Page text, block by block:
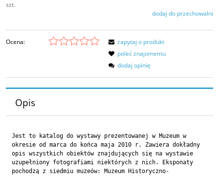
szt.
dodaj do przechowalni
Ocena:
zapytaj o produkt
poleć znajomemu
dodaj opinię
Opis
Jest to katalog do wystawy prezentowanej w Muzeum w
okresie od marca do końca maja 2010 r. Zawiera dokładny
opis wszystkich obiektów znajdujących się na wystawie
uzupełniony fotografiami niektórych z nich. Eksponaty
pochodzą z siedmiu muzeów: Muzeum Historyczno-